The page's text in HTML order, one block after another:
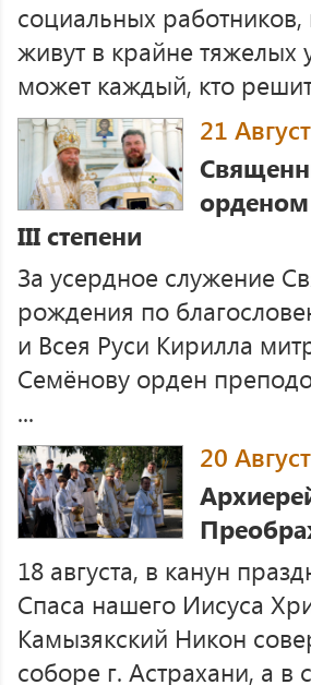
социальных
живут в крайне тяжелых
может каждый, кто
21
III степени
За усердное служение
рождения по
и Всея Руси Кирилла
Семёнову орден
...
20
18 августа, в канун
Спаса нашего Иисуса
Камызякский Никон
соборе г. Астрахани, а